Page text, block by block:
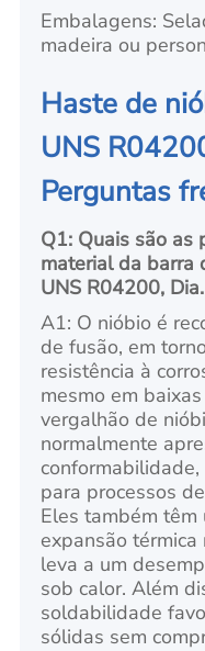
Embalagens:
madeira ou
Haste de
UNS
Perguntas
Q1: Quais são as
material da barra
UNS R04200,
A1: O nióbio é
de fusão, em
resistência à
mesmo em
vergalhão de
normalmente
para processos
Eles também têm
expansão
leva a um
sob calor. Além
soldabilidade
sólidas sem